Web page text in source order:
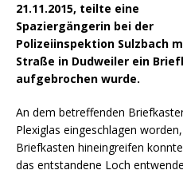
21.11.2015, teilte eine
Spaziergängerin bei der
Polizeiinspektion Sulzbach
Straße in Dudweiler ein
aufgebrochen wurde.
An dem betreffenden
Plexiglas eingeschlagen
Briefkasten hineingreifen
das entstandene Loch